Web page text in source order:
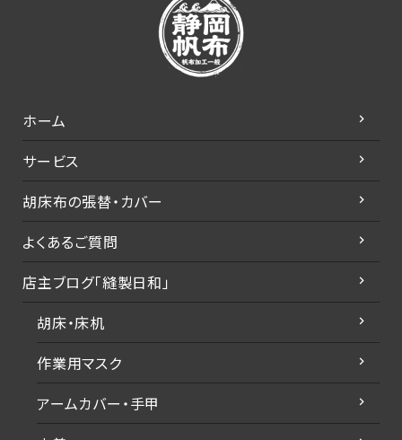
ホーム
サービス
胡床布の張替・カバー
よくあるご質問
店主ブログ「縫製日和」
胡床・床机
作業用マスク
アームカバー・手甲